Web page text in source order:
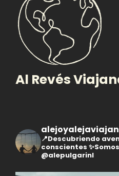
Al Revés
📍Descubriendo
conscientes
@alepulgarinl